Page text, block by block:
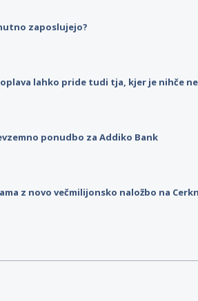
zaposlujejo?
lahko pride tudi tja, kjer je nihče
ponudbo za Addiko Bank
z novo večmilijonsko naložbo na